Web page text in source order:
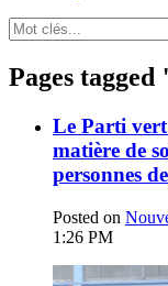
Pages
Le Parti vert
matière de
personnes
Posted on
1:26 PM